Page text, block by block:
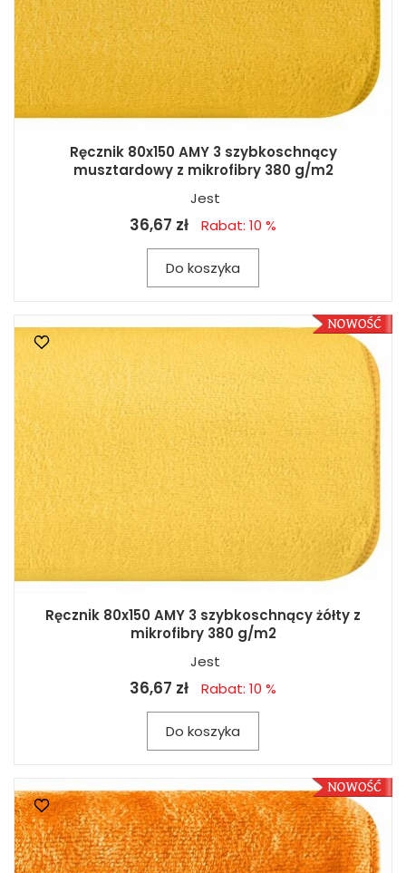
Ręcznik 80x150 AMY 3 szybkoschnący
musztardowy z mikrofibry 380 g/m2
Jest
36,67 zł Rabat: 10 %
Do koszyka
Ręcznik 80x150 AMY 3 szybkoschnący żółty z
mikrofibry 380 g/m2
Jest
36,67 zł Rabat: 10 %
Do koszyka